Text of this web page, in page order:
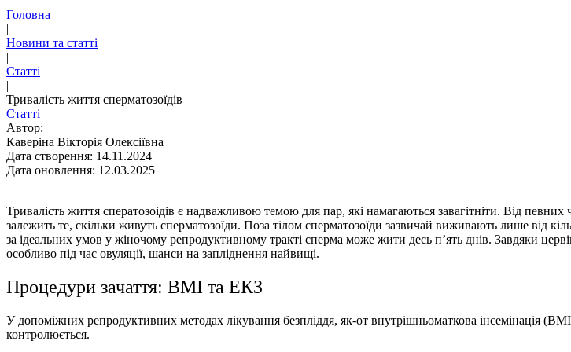
Головна
|
Новини та статті
|
Статті
|
Тривалість життя сперматозоїдів
Статті
Автор:
Каверіна Вікторія Олексіївна
Дата створення: 14.11.2024
Дата оновлення: 12.03.2025
Тривалість життя сператозоiдiв є надважливою темою для пар, якi намагаються завагітніти. Від
залежить те, скільки живуть сперматозоїди. Поза тілом сперматозоїди зазвичай виживають лише від
за ідеальних умов у жіночому репродуктивному тракті сперма може жити десь п’ять днів. Завдяки
особливо під час овуляції, шанси на запліднення найвищі.
Процедури зачаття: ВМІ та ЕКЗ
У допоміжних репродуктивних методах лікування безпліддя, як-от внутрішньоматкова інсемінація
контролюється.